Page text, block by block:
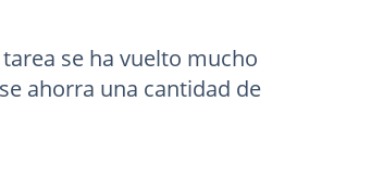
se ha vuelto mucho
ahorra una cantidad de